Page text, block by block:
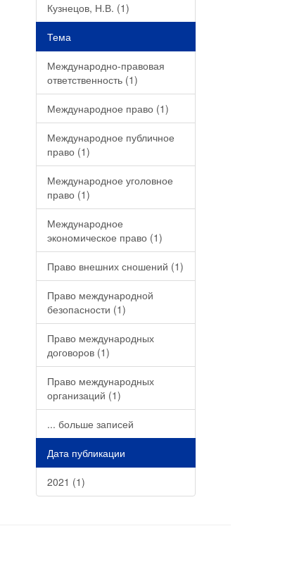
Кузнецов, Н.В. (1)
Тема
Международно-правовая
ответственность (1)
Международное право (1)
Международное публичное
право (1)
Международное уголовное
право (1)
Международное
экономическое право (1)
Право внешних сношений (1)
Право международной
безопасности (1)
Право международных
договоров (1)
Право международных
организаций (1)
... больше записей
Дата публикации
2021 (1)